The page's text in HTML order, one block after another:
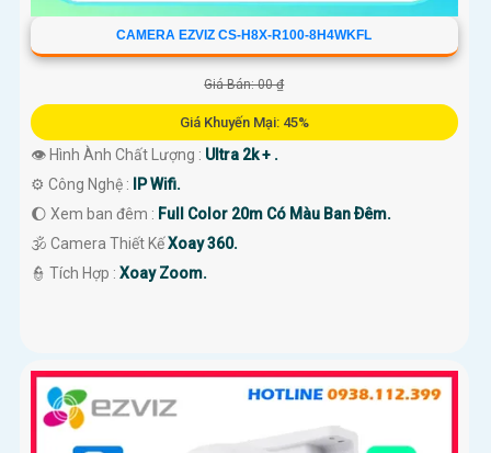
CAMERA EZVIZ CS-H8X-R100-8H4WKFL
Giá Bán: 00 ₫
Giá Khuyến Mại: 45%
👁 Hình Ành Chất Lượng : Ultra 2k + .
⚙ Công Nghệ :
IP Wifi.
🌔 Xem ban đêm : Full Color 20m Có Màu Ban Ðêm.
🕉️ Camera Thiết KếXoay 360.
️👮 Tích Hợp : Xoay Zoom.